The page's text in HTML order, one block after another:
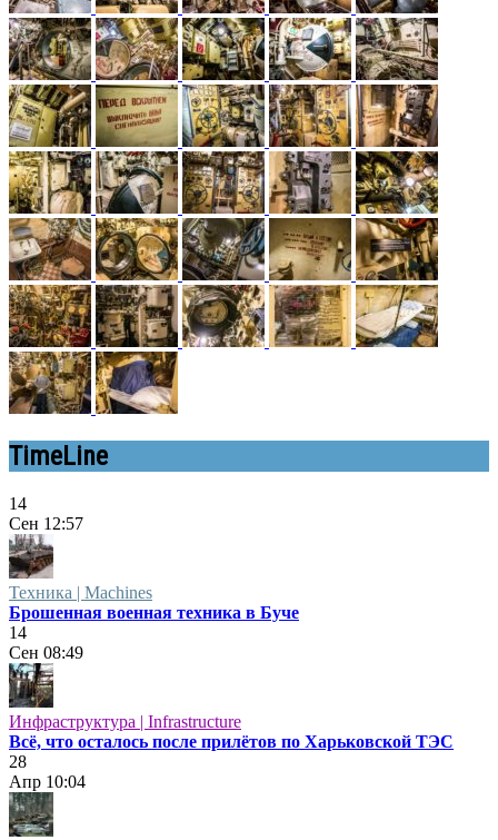
TimeLine
14
Сен 12:57
Техника | Machines
Брошенная военная техника в Буче
14
Сен 08:49
Инфраструктура | Infrastructure
Всё, что осталось после прилётов по Харьковской ТЭС
28
Апр 10:04